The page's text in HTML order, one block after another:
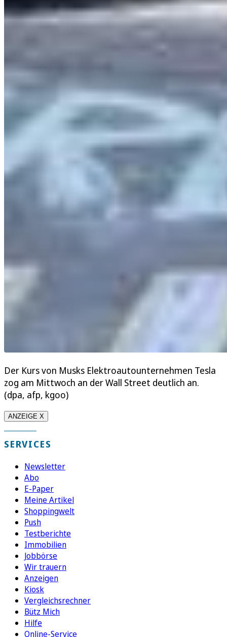
Der Kurs von Musks Elektroautounternehmen Tesla
zog am Mittwoch an der Wall Street deutlich an.
(dpa, afp, kgoo)
ANZEIGE X
SERVICES
Newsletter
Abo
E-Paper
Meine Artikel
Shoppingwelt
Push
Testberichte
Immobilien
Jobbörse
Wir trauern
Anzeigen
Kiosk
Vergleichsrechner
Bütz Mich
Hilfe
Online-Service